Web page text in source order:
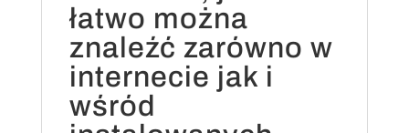
łatwo można
znaleźć zarówno w
internecie jak i
wśród